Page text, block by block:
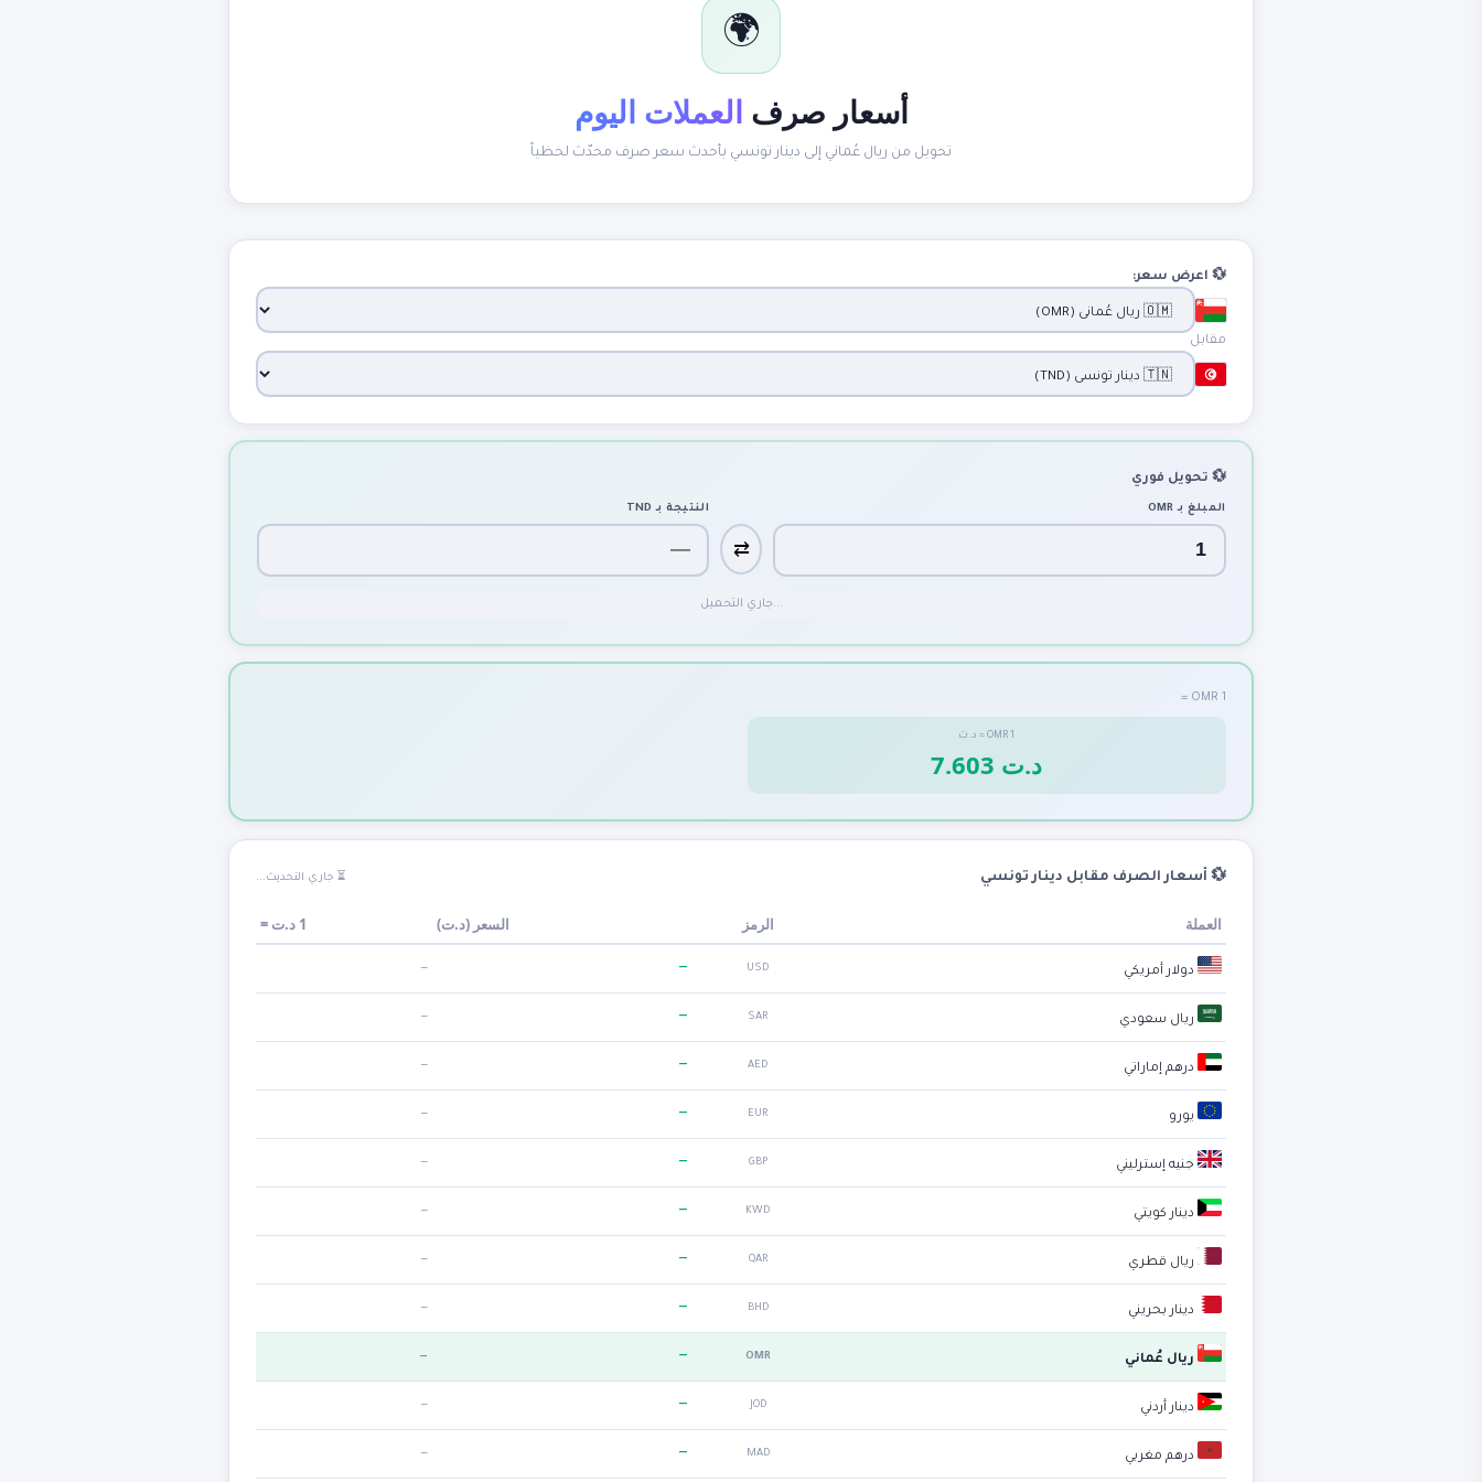
🌍
أسعار صرف العملات اليوم
تحويل من ريال عُماني إلى دينار تونسي بأحدث سعر صرف محدّث لحظياً
💱 اعرض سعر:
مقابل
💱 تحويل فوري
المبلغ بـ OMR
⇄
النتيجة بـ TND
جاري التحميل...
1 OMR =
1
OMR
= د.ت
7.603 د.ت
💱 أسعار الصرف مقابل دينار تونسي ⏳ جاري التحديث...
العملة الرمز السعر (د.ت)
1 د.ت =
دولار أمريكي USD
—
—
ريال سعودي SAR
—
—
درهم إماراتي AED
—
—
يورو EUR
—
—
جنيه إسترليني GBP
—
—
دينار كويتي KWD
—
—
ريال قطري QAR
—
—
دينار بحريني BHD
—
—
ريال عُماني OMR
—
—
دينار أردني JOD
—
—
درهم مغربي MAD
—
—